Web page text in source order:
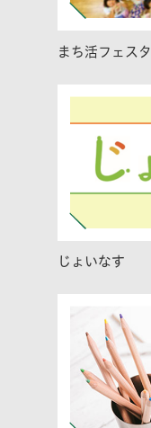
まち活フェスタ
じょいなす